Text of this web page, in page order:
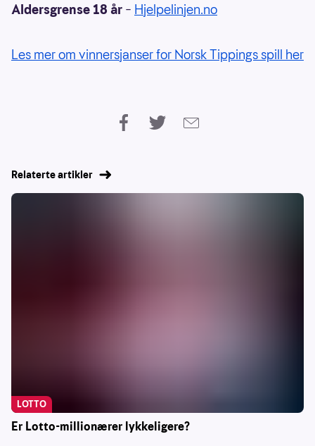
Aldersgrense 18 år – Hjelpelinjen.no
Les mer om vinnersjanser for Norsk Tippings spill her
Relaterte artikler
Er Lotto-millionærer lykkeligere?
LOTTO